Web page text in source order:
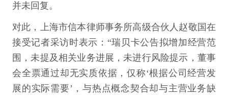
并未回复。
对此，上海市信本律师事务所高级合伙人赵敬国在
接受记者采访时表示：“瑞贝卡公告拟增加经营范
围，未提及相关业务进展，未进行风险提示，董事
会全票通过却无实质依据，仅称‘根据公司经营发
展的实际需要’，与热点概念契合却与主营业务缺